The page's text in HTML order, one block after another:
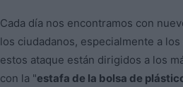
Cada día nos encontramos con
los ciudadanos, especialmente a
estos ataque están dirigidos a los
con la "estafa de la bolsa de